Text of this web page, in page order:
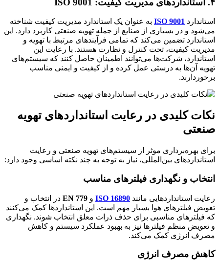
استاندارد ISO 9001 به عنوان یک استاندارد مدیریت کیفیت شناخته
می‌شود و در بسیاری از صنایع از جمله تهویه صنعتی کاربرد دارد. این
استاندارد تضمین می‌کند که تمامی فرآیندهای مرتبط با تهویه و
مدیریت کیفیت، تحت کنترل و نظارت هستند. با رعایت این
استاندارد، شرکت‌ها می‌توانند اطمینان حاصل کنند که سیستم‌های
تهویه آن‌ها به درستی عمل کرده و از کیفیت و ایمنی مناسب
برخوردارند.
نکات کلیدی در رعایت استانداردهای تهویه
صنعتی
برای بهره‌برداری موثر از سیستم‌های تهویه صنعتی و رعایت
استانداردهای بین‌المللی، نیاز به توجه به چند نکته اساسی وجود دارد:
انتخاب و نگهداری فیلترهای مناسب
رعایت استانداردهایی مانند ISO 16890 و EN 779 در انتخاب و
تعویض فیلترهای هوا بسیار مهم است. این استانداردها کمک می‌کنند
که فیلترهای مناسبی برای حذف ذرات معلق انتخاب شوند. نگهداری
و تعویض منظم فیلترها نیز به بهبود عملکرد سیستم و کاهش
مصرف انرژی کمک می‌کند.
کاهش مصرف انرژی